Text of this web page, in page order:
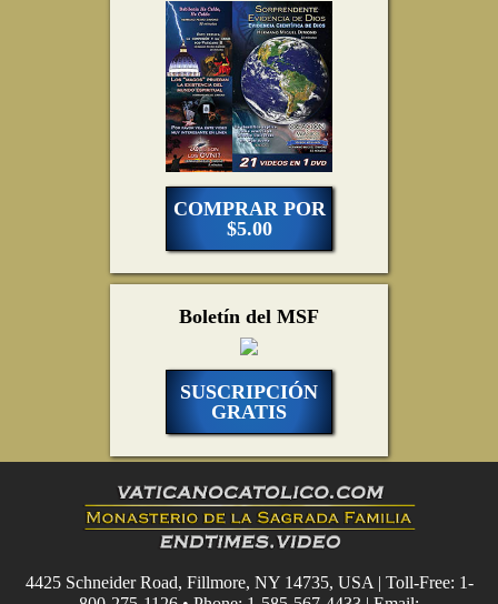
COMPRAR POR
$5.00
Boletín del MSF
SUSCRIPCIÓN
GRATIS
4425 Schneider Road, Fillmore, NY 14735, USA | Toll-Free: 1-